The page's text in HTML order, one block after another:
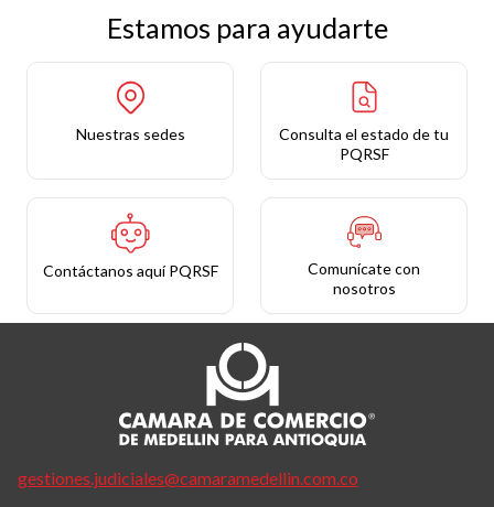
Estamos para ayudarte
Nuestras sedes
Consulta el estado de tu
PQRSF
Contáctanos aquí PQRSF
Comunícate con
nosotros
gestiones.judiciales@camaramedellin.com.co